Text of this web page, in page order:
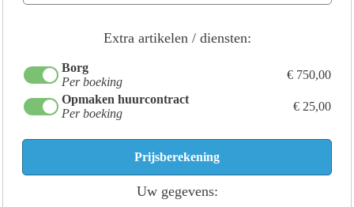
Extra artikelen / diensten:
Borg
Per boeking
€ 750,00
Opmaken huurcontract
Per boeking
€ 25,00
Uw gegevens: